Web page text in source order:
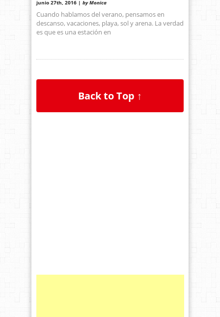
junio 27th, 2016 | by Monica
Cuando hablamos del verano, pensamos en
descanso, vacaciones, playa, sol y arena. La verdad
es que es una estación en
Back to Top ↑